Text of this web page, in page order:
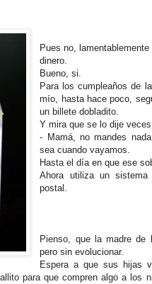
Pues no,
dinero.
Bueno, si.
Para los cumpleaños de
mío, hasta hace poco,
un billete dobladito.
Y mira que se lo dije
- Mamá, no mandes
sea cuando vayamos.
Hasta el día en que ese
Ahora utiliza un
postal.
Pienso, que la madre de
pero sin evolucionar.
Espera a que sus hijas
para que compren algo a los